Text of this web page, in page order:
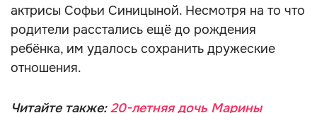
актрисы Софьи Синицыной. Несмотря на то что
родители расстались ещё до рождения
ребёнка, им удалось сохранить дружеские
отношения.
Читайте также:20-летняя дочь Марины